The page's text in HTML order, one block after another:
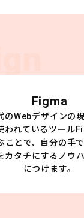
Figma
のWebデザインの
われているツール
ことで、自分の手
カタチにするノウ
につけます。